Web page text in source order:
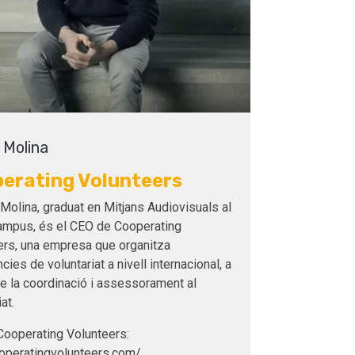
Volunteers
graduat en Mitjans Audiovisuals al
és el CEO de Cooperating
una empresa que organitza
de voluntariat a nivell internacional, a
la coordinació i assessorament al
Volunteers: